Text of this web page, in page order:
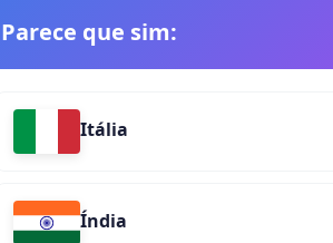
Parece que sim:
Itália
Índia